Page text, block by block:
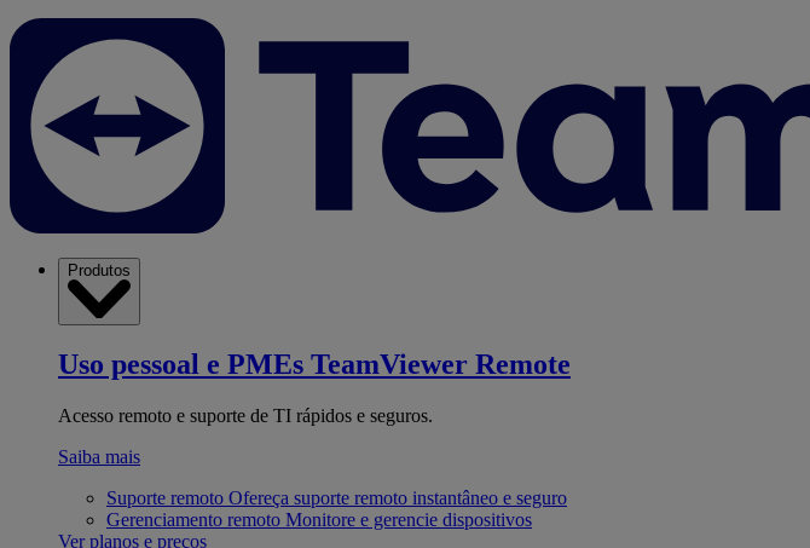
Produtos
Uso pessoal e PMEs TeamViewer Remote
Acesso remoto e suporte de TI rápidos e seguros.
Saiba mais
Suporte remoto Ofereça suporte remoto instantâneo e seguro
Gerenciamento remoto Monitore e gerencie dispositivos
Ver planos e preços